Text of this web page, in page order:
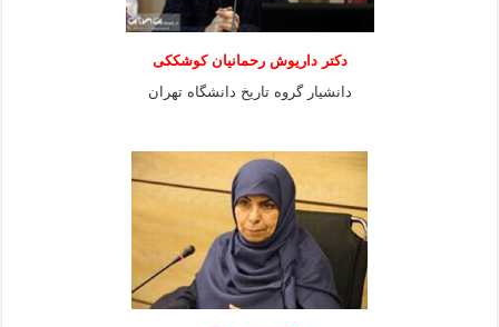
دکتر داریوش رحمانیان کوشککی
دانشیار گروه تاریخ دانشگاه تهران